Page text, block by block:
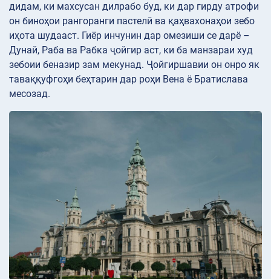
дидам, ки махсусан дилрабо буд, ки дар гирду атрофи
он биноҳои рангоранги пастелӣ ва қаҳвахонаҳои зебо
иҳота шудааст. Гиёр инчунин дар омезиши се дарё –
Дунай, Раба ва Рабка ҷойгир аст, ки ба манзараи худ
зебоии беназир зам мекунад. Ҷойгиршавии он онро як
таваққуфгоҳи беҳтарин дар роҳи Вена ё Братислава
месозад.